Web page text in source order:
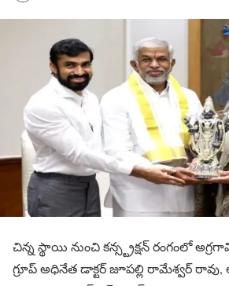
చిన్న స్థాయి నుంచి కన్స్ట్రక్షన్ రంగంలో
గ్రూప్ అధినేత డాక్టర్ జూపల్లి రామేశ్వర్